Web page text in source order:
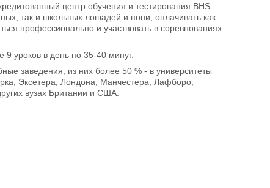
центр обучения и тестирования BHS
так и школьных лошадей и пони, оплачивать как
профессионально и участвовать в соревнованиях
уроков в день по 35-40 минут.
заведения, из них более 50 % - в университеты
Эксетера, Лондона, Манчестера, Лафборо,
вузах Британии и США.